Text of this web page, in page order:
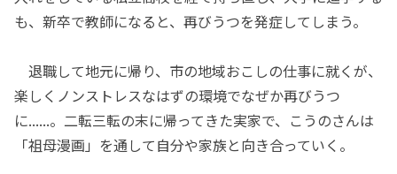
も、新卒で教師になると、再びうつを発症してしまう。
退職して地元に帰り、市の地域おこしの仕事に就くが、
楽しくノンストレスなはずの環境でなぜか再びうつ
に......。二転三転の末に帰ってきた実家で、こうのさんは
「祖母漫画」を通して自分や家族と向き合っていく。